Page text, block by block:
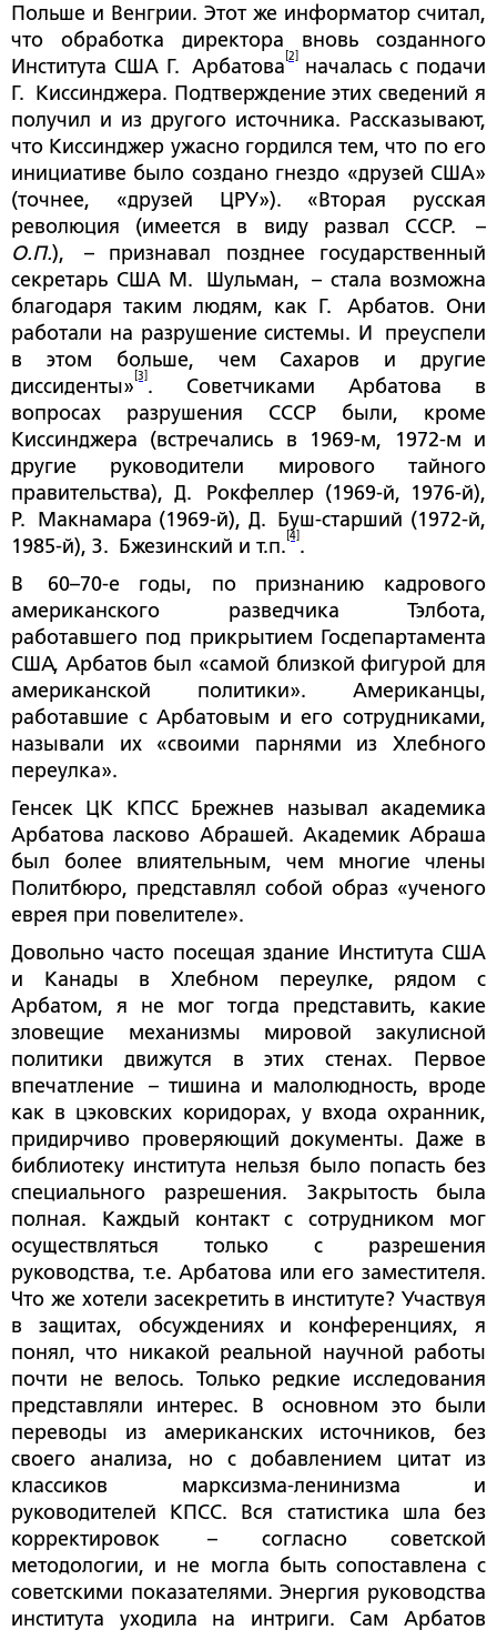
Польше и Венгрии. Этот же информатор считал,
что обработка директора вновь созданного
Института США Г. Арбатова [2] началась с подачи
Г. Киссинджера. Подтверждение этих сведений я
получил и из другого источника. Рассказывают,
что Киссинджер ужасно гордился тем, что по его
инициативе было создано гнездо «друзей США»
(точнее, «друзей ЦРУ»). «Вторая русская
революция (имеется в виду развал СССР. –
О.П.), – признавал позднее государственный
секретарь США М. Шульман, – стала возможна
благодаря таким людям, как Г. Арбатов. Они
работали на разрушение системы. И преуспели
в этом больше, чем Сахаров и другие
диссиденты» [3] . Советчиками Арбатова в
вопросах разрушения СССР были, кроме
Киссинджера (встречались в 1969-м, 1972-м и
другие руководители мирового тайного
правительства), Д. Рокфеллер (1969-й, 1976-й),
Р. Макнамара (1969-й), Д. Буш-старший (1972-й,
1985-й), З. Бжезинский и т.п. [4] .
В 60–70-е годы, по признанию кадрового
американского разведчика Тэлбота,
работавшего под прикрытием Госдепартамента
США, Арбатов был «самой близкой фигурой для
американской политики». Американцы,
работавшие с Арбатовым и его сотрудниками,
называли их «своими парнями из Хлебного
переулка».
Генсек ЦК КПСС Брежнев называл академика
Арбатова ласково Абрашей. Академик Абраша
был более влиятельным, чем многие члены
Политбюро, представлял собой образ «ученого
еврея при повелителе».
Довольно часто посещая здание Института США
и Канады в Хлебном переулке, рядом с
Арбатом, я не мог тогда представить, какие
зловещие механизмы мировой закулисной
политики движутся в этих стенах. Первое
впечатление – тишина и малолюдность, вроде
как в цэковских коридорах, у входа охранник,
придирчиво проверяющий документы. Даже в
библиотеку института нельзя было попасть без
специального разрешения. Закрытость была
полная. Каждый контакт с сотрудником мог
осуществляться только с разрешения
руководства, т.е. Арбатова или его заместителя.
Что же хотели засекретить в институте? Участвуя
в защитах, обсуждениях и конференциях, я
понял, что никакой реальной научной работы
почти не велось. Только редкие исследования
представляли интерес. В основном это были
переводы из американских источников, без
своего анализа, но с добавлением цитат из
классиков марксизма-ленинизма и
руководителей КПСС. Вся статистика шла без
корректировок – согласно советской
методологии, и не могла быть сопоставлена с
советскими показателями. Энергия руководства
института уходила на интриги. Сам Арбатов